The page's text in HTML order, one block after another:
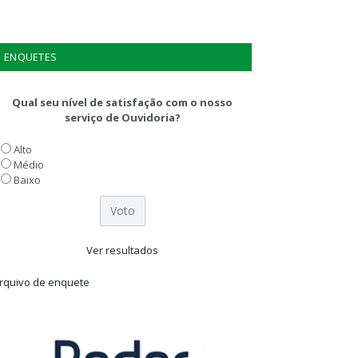
ENQUETES
Qual seu nível de satisfação com o nosso
serviço de Ouvidoria?
Alto
Médio
Baixo
Ver resultados
de enquete